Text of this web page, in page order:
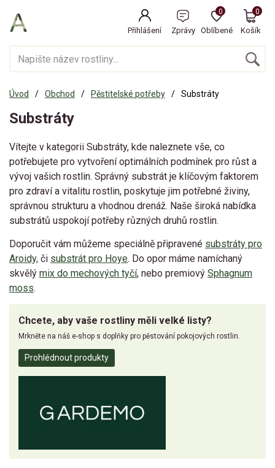
Přihlášení Zprávy Oblíbené
0
Košík
0
Úvod Obchod Pěstitelské potřeby Substráty
Substráty
Vítejte v kategorii Substráty, kde naleznete vše, co
potřebujete pro vytvoření optimálních podmínek pro růst a
vývoj vašich rostlin. Správný substrát je klíčovým faktorem
pro zdraví a vitalitu rostlin, poskytuje jim potřebné živiny,
správnou strukturu a vhodnou drenáž. Naše široká nabídka
substrátů uspokojí potřeby různých druhů rostlin.
Doporučit vám můžeme speciálně připravené substráty pro
Aroidy, či substrát pro Hoye. Do opor máme namíchaný
skvělý mix do mechových tyčí, nebo premiový Sphagnum
moss.
Chcete, aby vaše rostliny měli velké listy?
Mrkněte na náš e-shop s doplňky pro pěstování pokojových rostlin.
Prohlédnout produkty